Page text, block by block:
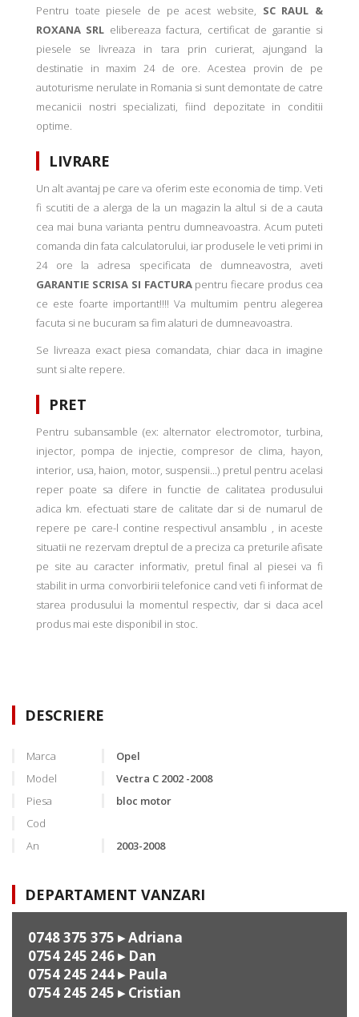
Pentru toate piesele de pe acest website, SC RAUL &
ROXANA SRL elibereaza factura, certificat de garantie si
piesele se livreaza in tara prin curierat, ajungand la
destinatie in maxim 24 de ore. Acestea provin de pe
autoturisme nerulate in Romania si sunt demontate de catre
mecanicii nostri specializati, fiind depozitate in conditii
optime.
LIVRARE
Un alt avantaj pe care va oferim este economia de timp. Veti
fi scutiti de a alerga de la un magazin la altul si de a cauta
cea mai buna varianta pentru dumneavoastra. Acum puteti
comanda din fata calculatorului, iar produsele le veti primi in
24 ore la adresa specificata de dumneavostra, aveti
GARANTIE SCRISA SI FACTURApentru fiecare produs cea
ce este foarte important!!!! Va multumim pentru alegerea
facuta si ne bucuram sa fim alaturi de dumneavoastra.
Se livreaza exact piesa comandata, chiar daca in imagine
sunt si alte repere.
PRET
Pentru subansamble (ex: alternator electromotor, turbina,
injector, pompa de injectie, compresor de clima, hayon,
interior, usa, haion, motor, suspensii...) pretul pentru acelasi
reper poate sa difere in functie de calitatea produsului
adica km. efectuati stare de calitate dar si de numarul de
repere pe care-l contine respectivul ansamblu , in aceste
situatii ne rezervam dreptul de a preciza ca preturile afisate
pe site au caracter informativ, pretul final al piesei va fi
stabilit in urma convorbirii telefonice cand veti fi informat de
starea produsului la momentul respectiv, dar si daca acel
produs mai este disponibil in stoc.
DESCRIERE
Marca
Opel
Model
Vectra C 2002 -2008
Piesa
bloc motor
Cod
An
2003-2008
DEPARTAMENT VANZARI
0748 375 375 ▸ Adriana
0754 245 246▸ Dan
0754 245 244▸ Paula
0754 245 245 ▸ Cristian